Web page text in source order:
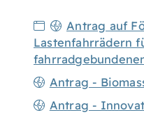
Antrag auf
Lastenfahrrädern
Antrag -
Antrag -